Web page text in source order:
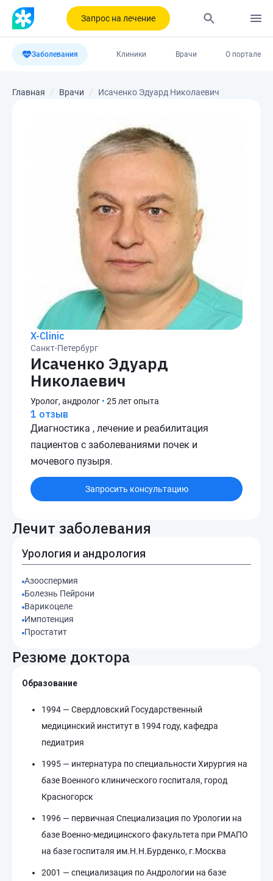
Запрос на лечение
Заболевания Клиники Врачи О портале
Главная Врачи Исаченко Эдуард Николаевич
X-Clinic
Санкт-Петербург
Исаченко Эдуард
Николаевич
Уролог, андролог • 25 лет опыта
1 отзыв
Диагностика , лечение и реабилитация
пациентов с заболеваниями почек и
мочевого пузыря.
Запросить консультацию
Лечит заболевания
Урология и андрология
Азооспермия
Болезнь Пейрони
Варикоцеле
Импотенция
Простатит
Резюме доктора
Образование
1994 — Свердловский Государственный
медицинский институт в 1994 году, кафедра
педиатрия
1995 — интернатура по специальности Хирургия на
базе Военного клинического госпиталя, город
Красногорск
1996 — первичная Специализация по Урологии на
базе Военно-медицинского факультета при РМАПО
на базе госпиталя им.Н.Н.Бурденко, г.Москва
2001 — специализация по Андрологии на базе